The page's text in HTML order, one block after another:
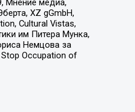
Мнение медиа,
XZ gGmbH,
Cultural Vistas,
им Питера Мунка,
Немцова за
Occupation of